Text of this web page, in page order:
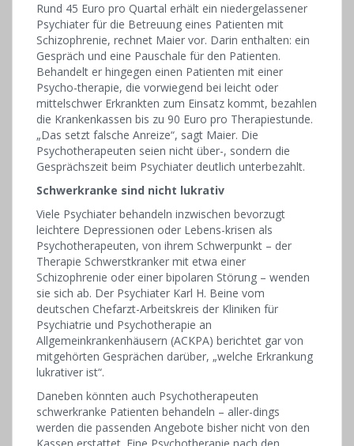
Rund 45 Euro pro Quartal erhält ein niedergelassener
Psychiater für die Betreuung eines Patienten mit
Schizophrenie, rechnet Maier vor. Darin enthalten: ein
Gespräch und eine Pauschale für den Patienten.
Behandelt er hingegen einen Patienten mit einer
Psycho-therapie, die vorwiegend bei leicht oder
mittelschwer Erkrankten zum Einsatz kommt, bezahlen
die Krankenkassen bis zu 90 Euro pro Therapiestunde.
„Das setzt falsche Anreize“, sagt Maier. Die
Psychotherapeuten seien nicht über-, sondern die
Gesprächszeit beim Psychiater deutlich unterbezahlt.
Schwerkranke sind nicht lukrativ
Viele Psychiater behandeln inzwischen bevorzugt
leichtere Depressionen oder Lebens-krisen als
Psychotherapeuten, von ihrem Schwerpunkt – der
Therapie Schwerstkranker mit etwa einer
Schizophrenie oder einer bipolaren Störung – wenden
sie sich ab. Der Psychiater Karl H. Beine vom
deutschen Chefarzt-Arbeitskreis der Kliniken für
Psychiatrie und Psychotherapie an
Allgemeinkrankenhäusern (ACKPA) berichtet gar von
mitgehörten Gesprächen darüber, „welche Erkrankung
lukrativer ist“.
Daneben könnten auch Psychotherapeuten
schwerkranke Patienten behandeln – aller-dings
werden die passenden Angebote bisher nicht von den